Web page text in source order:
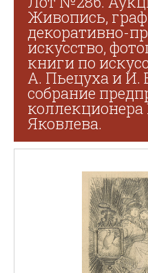
Живопись,
декоративно-
искусство,
книги по
А. Пьецуха и И.
собрание
коллекционера
Яковлева.